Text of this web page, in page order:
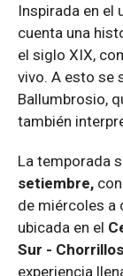
Inspirada en el
cuenta una
el siglo XIX,
vivo. A esto se
Ballumbrosio,
también
La temporada
setiembre,
de miércoles a
ubicada en el
Sur - Chorrillos
experiencia